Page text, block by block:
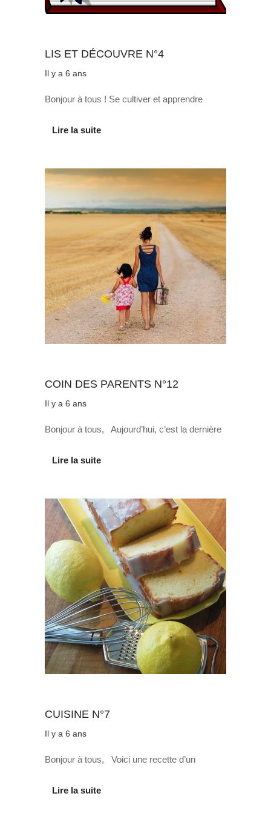
LIS ET DÉCOUVRE N°4
Il y a 6 ans
Bonjour à tous ! Se cultiver et apprendre
Lire la suite
COIN DES PARENTS N°12
Il y a 6 ans
Bonjour à tous, Aujourd’hui, c’est la dernière
Lire la suite
CUISINE N°7
Il y a 6 ans
Bonjour à tous, Voici une recette d’un
Lire la suite